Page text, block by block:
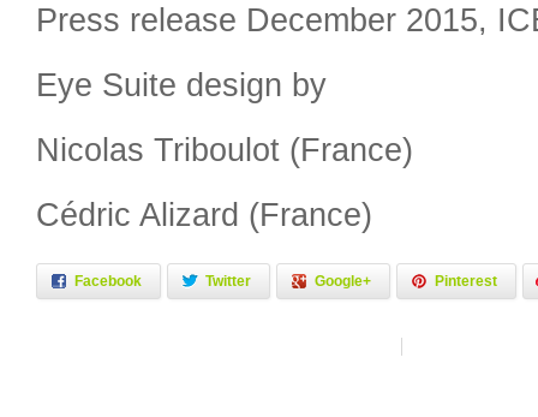
Press release December 2015,
Eye Suite design by
Nicolas Triboulot (France)
Cédric Alizard (France)
Facebook Twitter Google+ Pinterest